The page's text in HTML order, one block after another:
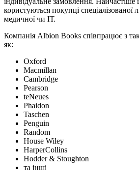
користуються покупці спеціалізованої
медичної чи ІТ.
Компанія Albion Books співпрацює з
як:
Oxford
Macmillan
Cambridge
Pearson
teNeues
Phaidon
Taschen
Penguin
Random
House Wiley
HarperCollins
Hodder & Stoughton
та інші